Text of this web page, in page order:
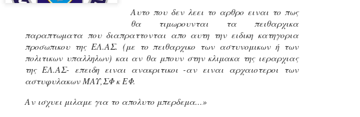
Αυτο που δεν λεει το αρθρο ειναι το πως
θα τιμωρουνται τα πειθαρχικα
παραπτωματα που διαπραττονται απο αυτη την ειδικη κατηγορια
προσωπικου της ΕΛ.ΑΣ. (με το πειθαρχικο των αστυνομικων ή των
πολιτικων υπαλληλων) και αν θα μπουν στην κλιμακα της ιεραρχιας
της ΕΛ.ΑΣ- επειδη ειναι ανακριτικοι -αν ειναι αρχαιοτεροι των
αστυφυλακων ΜΑΥ,ΣΦ κ ΕΦ.
Αν ισχυει μιλαμε για το απολυτο μπερδεμα...»
εκπαιδευμένους
ήδη ολοκληρώσει την
είναι έτοιμοι να
Στο πλαίσιο της
ολοκαίνουργια